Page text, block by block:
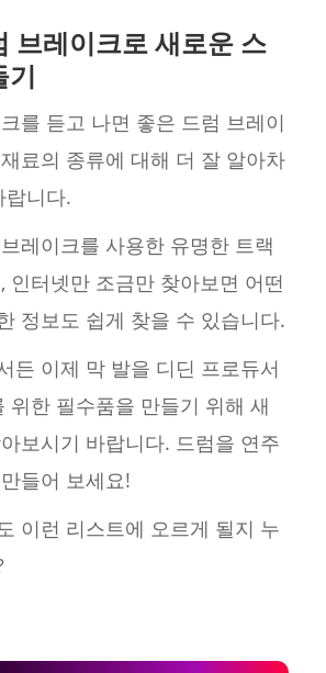
브레이크로 새로운 스
기
를 듣고 나면 좋은 드럼 브레이
료의 종류에 대해 더 잘 알아차
랍니다.
레이크를 사용한 유명한 트랙
인터넷만 조금만 찾아보면 어떤
정보도 쉽게 찾을 수 있습니다.
든 이제 막 발을 디딘 프로듀서
위한 필수품을 만들기 위해 새
보시기 바랍니다. 드럼을 연주
들어 보세요!
이런 리스트에 오르게 될지 누